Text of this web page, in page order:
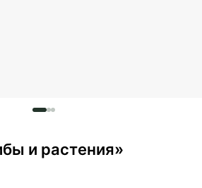
и растения»